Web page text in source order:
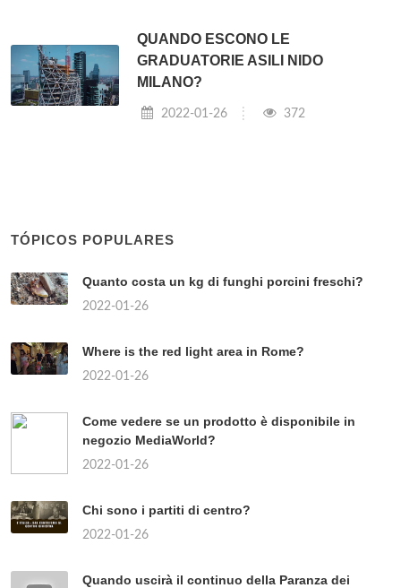
QUANDO ESCONO LE
GRADUATORIE ASILI NIDO
MILANO?
2022-01-26 372
TÓPICOS POPULARES
Quanto costa un kg di funghi porcini freschi?
2022-01-26
Where is the red light area in Rome?
2022-01-26
Come vedere se un prodotto è disponibile in
negozio MediaWorld?
2022-01-26
Chi sono i partiti di centro?
2022-01-26
Quando uscirà il continuo della Paranza dei